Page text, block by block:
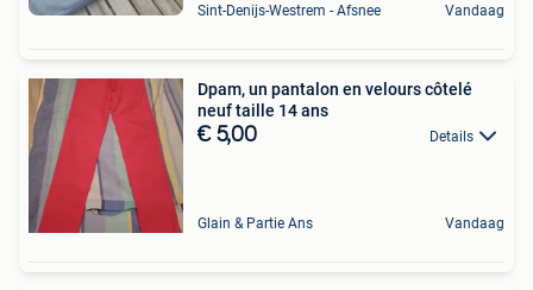
Sint-Denijs-Westrem - Afsnee Vandaag
Dpam, un pantalon en velours côtelé
neuf taille 14 ans
€ 5,00 Details
Glain & Partie Ans Vandaag